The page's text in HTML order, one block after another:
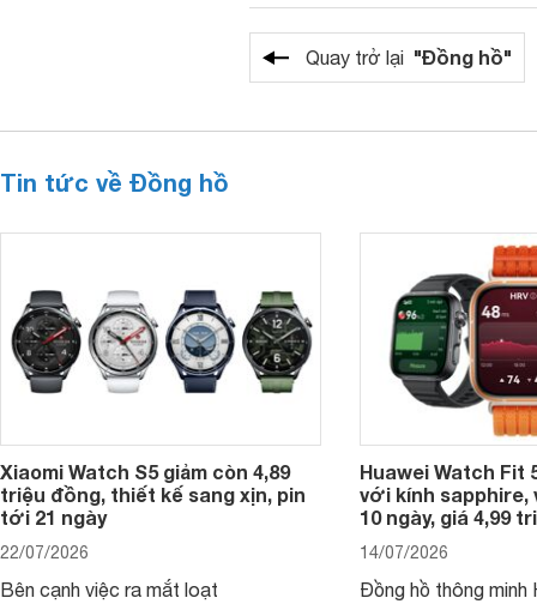
Quay trở lại "Đồng hồ"
Tin tức về Đồng hồ
Xiaomi Watch S5 giảm còn 4,89
triệu đồng, thiết kế sang xịn, pin
tới 21 ngày
22/07/2026
Bên cạnh việc ra mắt loạt
Huawei Watch Fit
với kính sapphire,
10 ngày, giá 4,99
14/07/2026
Đồng hồ thông minh